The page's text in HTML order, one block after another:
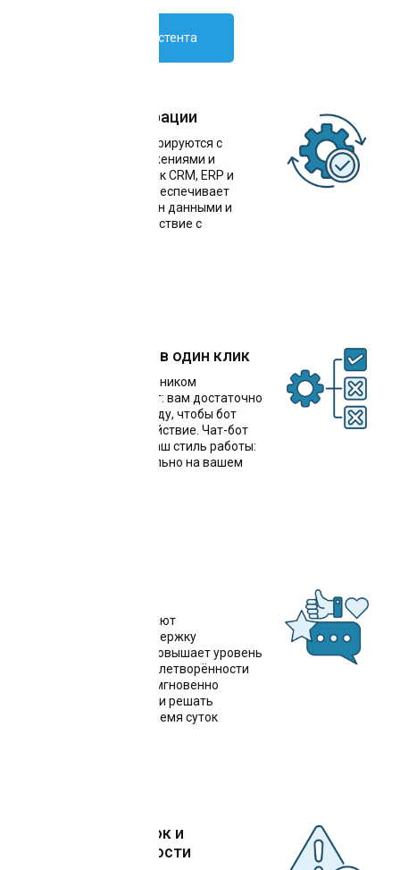
Внедрить ИИ-ассистента
Простота интеграции
Чат-боты легко интегрируются с
популярными приложениями и
системами, такими как CRM, ERP и
мессенджеры. Это обеспечивает
бесперебойный обмен данными и
упрощает взаимодействие с
Решение задачи в один клик
Общение с ИИ-сотрудником
происходит через чат: вам достаточно
написать одну команду, чтобы бот
выполнил нужное действие. Чат-бот
для Юла уже знает ваш стиль работы:
мы обучим его буквально на вашем
Чат-боты обеспечивают
круглосуточную поддержку
пользователей, что повышает уровень
обслуживания и удовлетворённости
клиентов. Они могут мгновенно
отвечать на запросы и решать
проблемы в любое время суток
Снижение ошибок и
улучшение точности